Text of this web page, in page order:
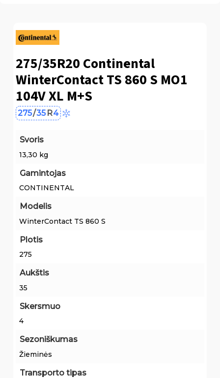
275/35R20 Continental
WinterContact TS 860 S MO1
104V XL M+S
275/35R4
Svoris
13,30 kg
Gamintojas
CONTINENTAL
Modelis
WinterContact TS 860 S
Plotis
275
Aukštis
35
Skersmuo
4
Sezoniškumas
Žieminės
Transporto tipas